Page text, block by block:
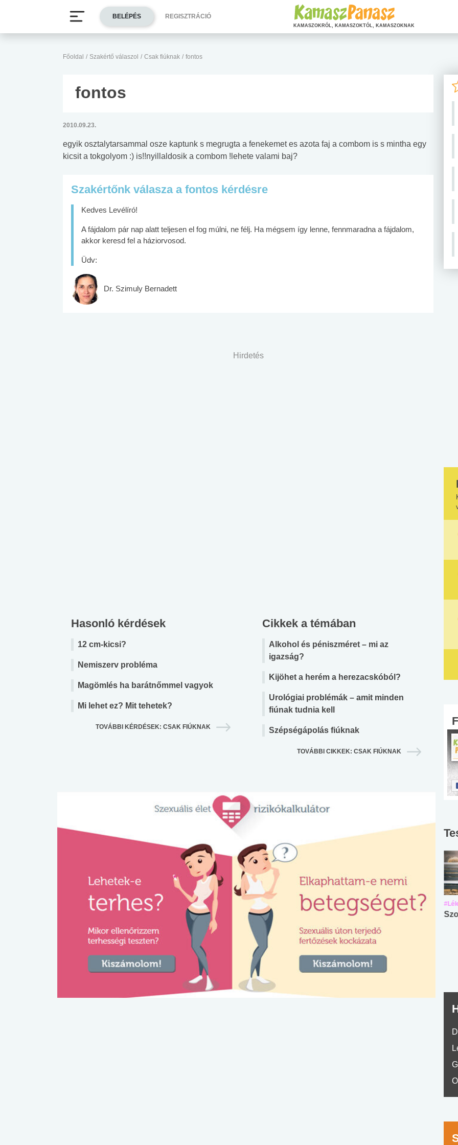
Főoldal / Szakértő válaszol / Csak fiúknak / fontos
fontos
2010.09.23.
egyik osztalytarsammal osze kaptunk s megrugta a fenekemet es azota faj a combom is s mintha egy
kicsit a tokgolyom :) is!!nyillaldosik a combom !lehete valami baj?
Szakértőnk válasza a fontos kérdésre
Kedves Levélíró!
A fájdalom pár nap alatt teljesen el fog múlni, ne félj. Ha mégsem így lenne, fennmaradna a fájdalom,
akkor keresd fel a háziorvosod.
Üdv:
Dr. Szimuly Bernadett
Hirdetés
Hasonló kérdések
12 cm-kicsi?
Nemiszerv probléma
Magömlés ha barátnőmmel vagyok
Mi lehet ez? Mit tehetek?
TOVÁBBI KÉRDÉSEK: CSAK FIÚKNAK
Cikkek a témában
Alkohol és péniszméret – mi az
igazság?
Kijöhet a herém a herezacskóból?
Urológiai problémák – amit minden
fiúnak tudnia kell
Szépségápolás fiúknak
TOVÁBBI CIKKEK: CSAK FIÚKNAK
Mekkora az ökológiai
lábnyomod?
#Betegségek
Elsősegély
tudásteszt
#Suli, munka
Angol középfokú
nyelvvizsga teszt -
No.42
#Suli, munka
Internet-függőség
teszt
BELÉPÉS REGISZTRÁCIÓ
KAMASZOKRÓL, KAMASZOKTÓL, KAMASZOKNAK